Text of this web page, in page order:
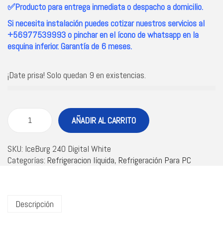
✅Producto para entrega inmediata o despacho a domicilio.
Si necesita instalación puedes cotizar nuestros servicios al
+56977539993 o pinchar en el ícono de whatsapp en la
esquina inferior. Garantía de 6 meses.
¡Date prisa! Solo quedan 9 en existencias.
AÑADIR AL CARRITO
SKU: IceBurg 240 Digital White
Categorías: Refrigeracion líquida, Refrigeración Para PC
Descripción